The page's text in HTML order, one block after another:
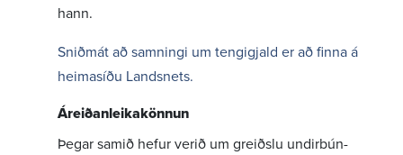
hann.
Sniðmát að samn­ingi um tengigjald er að finna á
heima­síðu Landsnets.
Áreið­an­leika­könnun
Þegar samið hefur verið um greiðslu undir­bún­